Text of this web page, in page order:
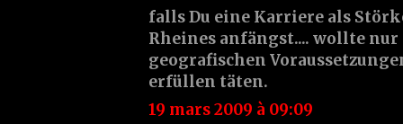
falls Du eine Karriere als
Rheines anfängst.... wollte nur
geografischen
erfüllen täten.
19 mars 2009 à 09:09